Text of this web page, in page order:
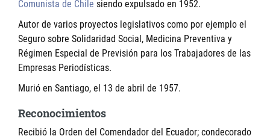
Comunista de Chile siendo expulsado en 1952.
Autor de varios proyectos legislativos como por ejemplo el
Seguro sobre Solidaridad Social, Medicina Preventiva y
Régimen Especial de Previsión para los Trabajadores de las
Empresas Periodísticas.
Murió en Santiago, el 13 de abril de 1957.
Reconocimientos
Recibió la Orden del Comendador del Ecuador; condecorado